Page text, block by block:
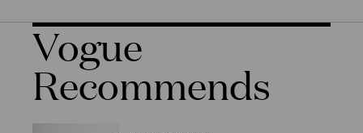
Vogue
Recommends